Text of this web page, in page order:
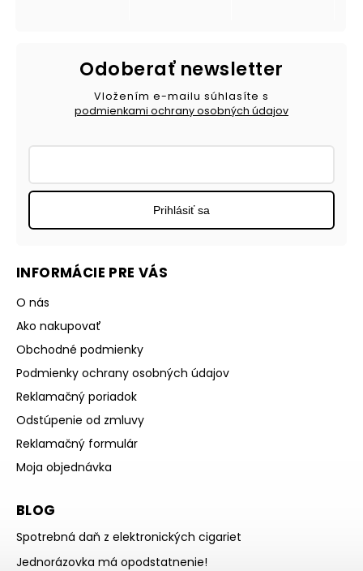
INFORMÁCIE PRE VÁS
O nás
Ako nakupovať
Obchodné podmienky
Podmienky ochrany osobných údajov
Reklamačný poriadok
Odstúpenie od zmluvy
Reklamačný formulár
Moja objednávka
BLOG
Spotrebná daň z elektronických cigariet
Jednorázovka má opodstatnenie!
Odoberať newsletter
Vložením e-mailu súhlasíte s
podmienkami ochrany osobných údajov
Prihlásiť sa